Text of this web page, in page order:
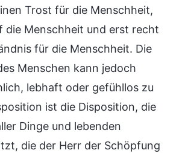
Trost für die Menschheit,
die Menschheit und erst recht
für die Menschheit. Die
Menschen kann jedoch
lebhaft oder gefühllos zu
ist die Disposition, die
Dinge und lebenden
die der Herr der Schöpfung